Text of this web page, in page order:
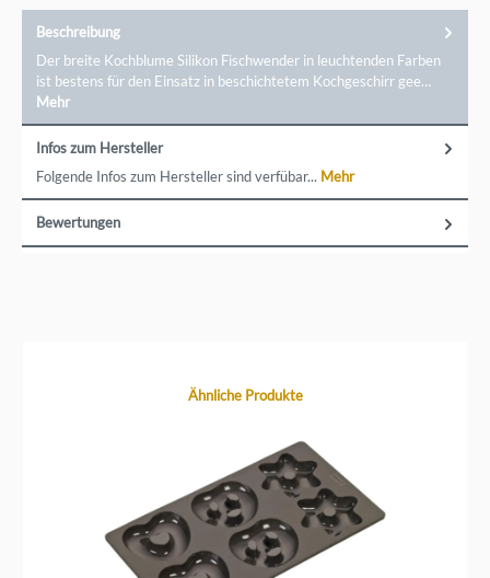
Beschreibung
Der breite Kochblume Silikon Fischwender in leuchtenden Farben
ist bestens für den Einsatz in beschichtetem Kochgeschirr gee…
Mehr
Infos zum Hersteller
Folgende Infos zum Hersteller sind verfübar... Mehr
Bewertungen
Produktgalerie überspringenÄhnliche Produkte